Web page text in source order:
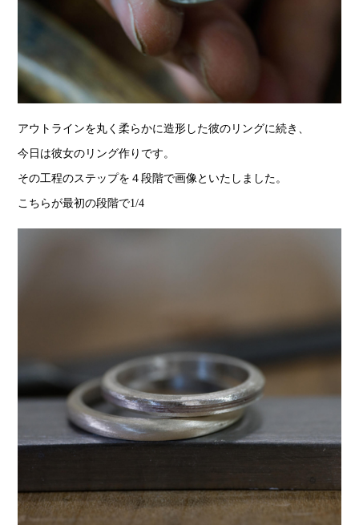
アウトラインを丸く柔らかに造形した彼のリングに続き、
今日は彼女のリング作りです。
その工程のステップを４段階で画像といたしました。
こちらが最初の段階で1/4